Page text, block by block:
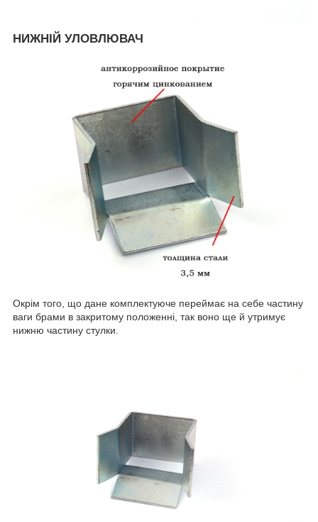
НИЖНІЙ УЛОВЛЮВАЧ
Окрім того, що дане комплектуюче переймає на себе частину
ваги брами в закритому положенні, так воно ще й утримує
нижню частину стулки.